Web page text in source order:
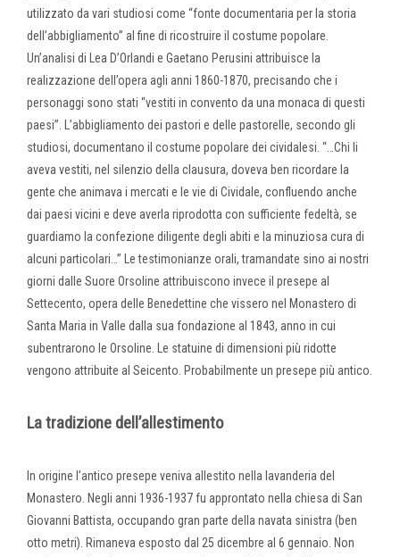
utilizzato da vari studiosi come “fonte documentaria per la storia
dell’abbigliamento” al fine di ricostruire il costume popolare.
Un’analisi di Lea D’Orlandi e Gaetano Perusini attribuisce la
realizzazione dell’opera agli anni 1860-1870, precisando che i
personaggi sono stati “vestiti in convento da una monaca di questi
paesi”. L’abbigliamento dei pastori e delle pastorelle, secondo gli
studiosi, documentano il costume popolare dei cividalesi. “…Chi li
aveva vestiti, nel silenzio della clausura, doveva ben ricordare la
gente che animava i mercati e le vie di Cividale, confluendo anche
dai paesi vicini e deve averla riprodotta con sufficiente fedeltà, se
guardiamo la confezione diligente degli abiti e la minuziosa cura di
alcuni particolari…” Le testimonianze orali, tramandate sino ai nostri
giorni dalle Suore Orsoline attribuiscono invece il presepe al
Settecento, opera delle Benedettine che vissero nel Monastero di
Santa Maria in Valle dalla sua fondazione al 1843, anno in cui
subentrarono le Orsoline. Le statuine di dimensioni più ridotte
vengono attribuite al Seicento. Probabilmente un presepe più antico.
La tradizione dell’allestimento
In origine l’antico presepe veniva allestito nella lavanderia del
Monastero. Negli anni 1936-1937 fu approntato nella chiesa di San
Giovanni Battista, occupando gran parte della navata sinistra (ben
otto metri). Rimaneva esposto dal 25 dicembre al 6 gennaio. Non